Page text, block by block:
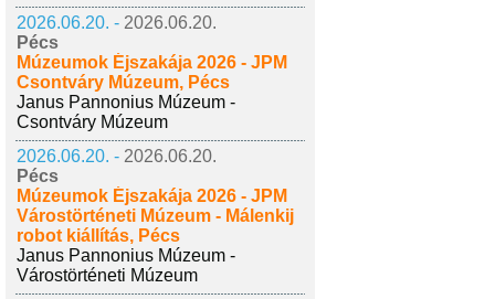
2026.06.20. - 2026.06.20.
Pécs
Múzeumok Éjszakája 2026 - JPM
Csontváry Múzeum, Pécs
Janus Pannonius Múzeum -
Csontváry Múzeum
2026.06.20. - 2026.06.20.
Pécs
Múzeumok Éjszakája 2026 - JPM
Várostörténeti Múzeum - Málenkij
robot kiállítás, Pécs
Janus Pannonius Múzeum -
Várostörténeti Múzeum